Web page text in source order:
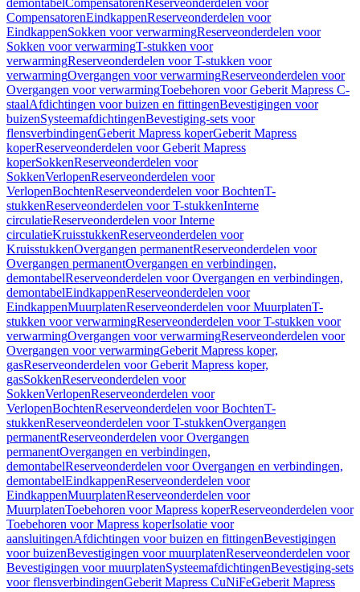
demontabelCompensatorenReserveonderdelen voor
CompensatorenEindkappenReserveonderdelen voor
EindkappenSokken voor verwarmingReserveonderdelen voor
Sokken voor verwarmingT-stukken voor
verwarmingReserveonderdelen voor T-stukken voor
verwarmingOvergangen voor verwarmingReserveonderdelen voor
Overgangen voor verwarmingToebehoren voor Geberit Mapress C-
staalAfdichtingen voor buizen en fittingenBevestigingen voor
buizenSysteemafdichtingenBevestiging-sets voor
flensverbindingenGeberit Mapress koperGeberit Mapress
koperReserveonderdelen voor Geberit Mapress
koperSokkenReserveonderdelen voor
SokkenVerlopenReserveonderdelen voor
VerlopenBochtenReserveonderdelen voor BochtenT-
stukkenReserveonderdelen voor T-stukkenInterne
circulatieReserveonderdelen voor Interne
circulatieKruisstukkenReserveonderdelen voor
KruisstukkenOvergangen permanentReserveonderdelen voor
Overgangen permanentOvergangen en verbindingen,
demontabelReserveonderdelen voor Overgangen en verbindingen,
demontabelEindkappenReserveonderdelen voor
EindkappenMuurplatenReserveonderdelen voor MuurplatenT-
stukken voor verwarmingReserveonderdelen voor T-stukken voor
verwarmingOvergangen voor verwarmingReserveonderdelen voor
Overgangen voor verwarmingGeberit Mapress koper,
gasReserveonderdelen voor Geberit Mapress koper,
gasSokkenReserveonderdelen voor
SokkenVerlopenReserveonderdelen voor
VerlopenBochtenReserveonderdelen voor BochtenT-
stukkenReserveonderdelen voor T-stukkenOvergangen
permanentReserveonderdelen voor Overgangen
permanentOvergangen en verbindingen,
demontabelReserveonderdelen voor Overgangen en verbindingen,
demontabelEindkappenReserveonderdelen voor
EindkappenMuurplatenReserveonderdelen voor
MuurplatenToebehoren voor Mapress koperReserveonderdelen voor
Toebehoren voor Mapress koperIsolatie voor
aansluitingenAfdichtingen voor buizen en fittingenBevestigingen
voor buizenBevestigingen voor muurplatenReserveonderdelen voor
Bevestigingen voor muurplatenSysteemafdichtingenBevestiging-sets
voor flensverbindingenGeberit Mapress CuNiFeGeberit Mapress